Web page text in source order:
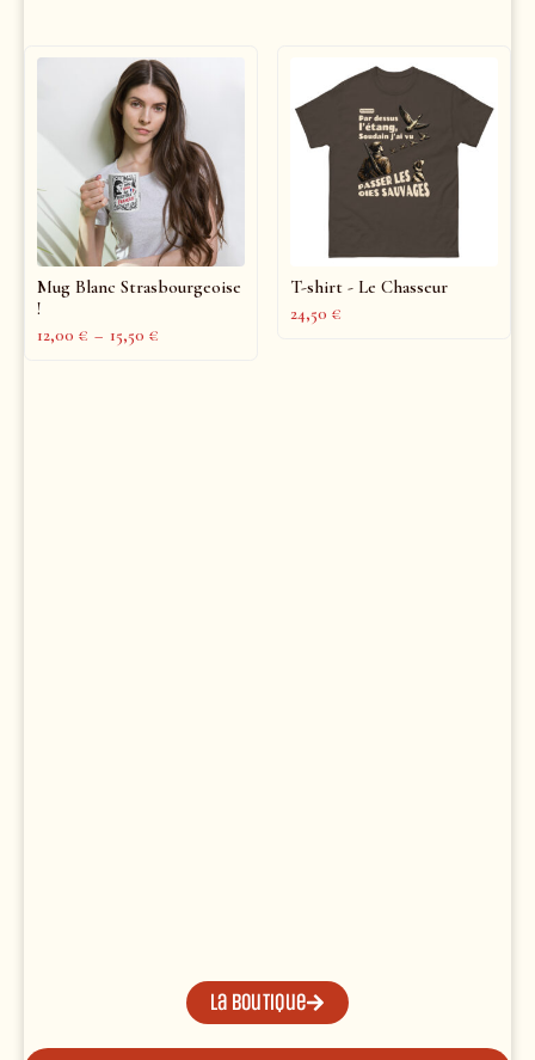
Mug Blanc Strasbourgeoise
!
12,00 € – 15,50 €
T-shirt - Le Chasseur
24,50 €
La boutique